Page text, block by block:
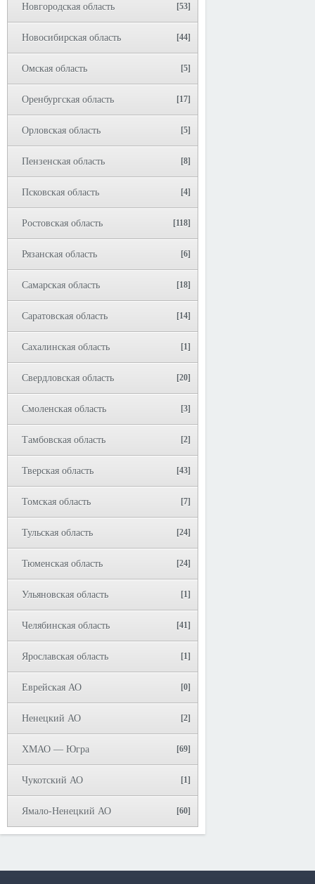
Новгородская область [53]
Новосибирская область [44]
Омская область [5]
Оренбургская область [17]
Орловская область [5]
Пензенская область [8]
Псковская область [4]
Ростовская область [118]
Рязанская область [6]
Самарская область [18]
Саратовская область [14]
Сахалинская область [1]
Свердловская область [20]
Смоленская область [3]
Тамбовская область [2]
Тверская область [43]
Томская область [7]
Тульская область [24]
Тюменская область [24]
Ульяновская область [1]
Челябинская область [41]
Ярославская область [1]
Еврейская АО [0]
Ненецкий АО [2]
ХМАО — Югра [69]
Чукотский АО [1]
Ямало-Ненецкий АО [60]